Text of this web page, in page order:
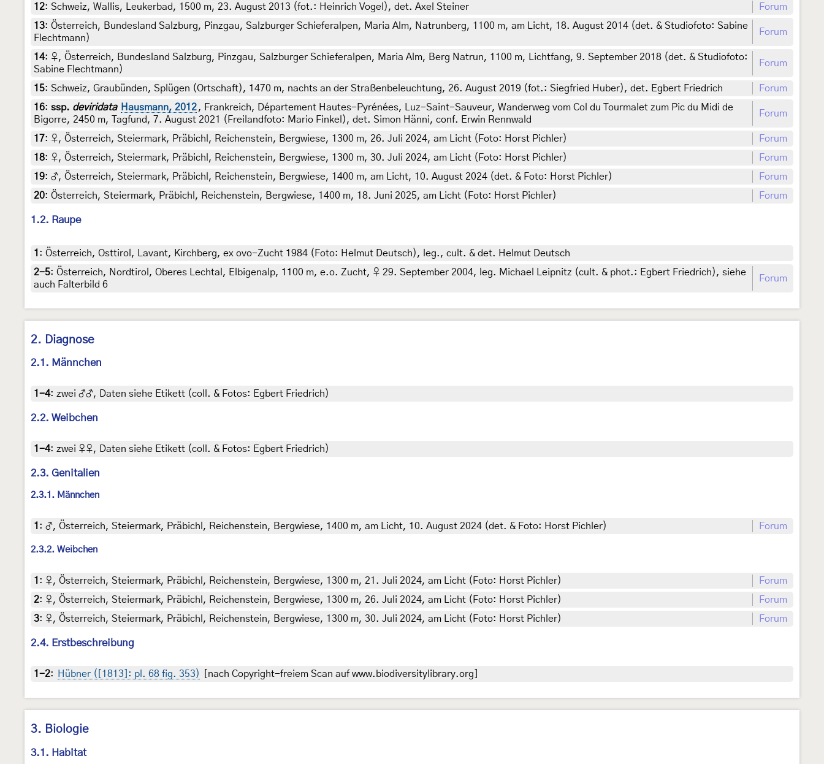
12: Schweiz, Wallis, Leukerbad, 1500 m, 23. August 2013 (fot.: Heinrich Vogel), det. Axel Steiner
Forum
13: Österreich, Bundesland Salzburg, Pinzgau, Salzburger Schieferalpen, Maria Alm, Natrunberg, 1100 m, am Licht, 18. August 2014 (det. & Studiofoto: Sabine
Flechtmann)
Forum
14: ♀, Österreich, Bundesland Salzburg, Pinzgau, Salzburger Schieferalpen, Maria Alm, Berg Natrun, 1100 m, Lichtfang, 9. September 2018 (det. & Studiofoto:
Sabine Flechtmann)
Forum
15: Schweiz, Graubünden, Splügen (Ortschaft), 1470 m, nachts an der Straßenbeleuchtung, 26. August 2019 (fot.: Siegfried Huber), det. Egbert Friedrich
Forum
16: ssp. deviridata Hausmann, 2012 , Frankreich, Département Hautes-Pyrénées, Luz-Saint-Sauveur, Wanderweg vom Col du Tourmalet zum Pic du Midi de
Bigorre, 2450 m, Tagfund, 7. August 2021 (Freilandfoto: Mario Finkel), det. Simon Hänni, conf. Erwin Rennwald
Forum
17: ♀, Österreich, Steiermark, Präbichl, Reichenstein, Bergwiese, 1300 m, 26. Juli 2024, am Licht (Foto: Horst Pichler)
Forum
18: ♀, Österreich, Steiermark, Präbichl, Reichenstein, Bergwiese, 1300 m, 30. Juli 2024, am Licht (Foto: Horst Pichler)
Forum
19: ♂, Österreich, Steiermark, Präbichl, Reichenstein, Bergwiese, 1400 m, am Licht, 10. August 2024 (det. & Foto: Horst Pichler)
Forum
20: Österreich, Steiermark, Präbichl, Reichenstein, Bergwiese, 1400 m, 18. Juni 2025, am Licht (Foto: Horst Pichler) Forum
1.2. Raupe
1 : Österreich, Osttirol, Lavant, Kirchberg, ex ovo-Zucht 1984 (Foto: Helmut Deutsch), leg., cult. & det. Helmut Deutsch
2-5: Österreich, Nordtirol, Oberes Lechtal, Elbigenalp, 1100 m, e.o. Zucht, ♀ 29. September 2004, leg. Michael Leipnitz (cult. & phot.: Egbert Friedrich), siehe
auch Falterbild 6
Forum
2. Diagnose
2.1. Männchen
1-4: zwei ♂♂, Daten siehe Etikett (coll. & Fotos: Egbert Friedrich)
2.2. Weibchen
1-4: zwei ♀♀, Daten siehe Etikett (coll. & Fotos: Egbert Friedrich)
2.3. Genitalien
2.3.1. Männchen
1 : ♂, Österreich, Steiermark, Präbichl, Reichenstein, Bergwiese, 1400 m, am Licht, 10. August 2024 (det. & Foto: Horst Pichler) Forum
2.3.2. Weibchen
1 : ♀, Österreich, Steiermark, Präbichl, Reichenstein, Bergwiese, 1300 m, 21. Juli 2024, am Licht (Foto: Horst Pichler)
Forum
2: ♀, Österreich, Steiermark, Präbichl, Reichenstein, Bergwiese, 1300 m, 26. Juli 2024, am Licht (Foto: Horst Pichler)
Forum
3: ♀, Österreich, Steiermark, Präbichl, Reichenstein, Bergwiese, 1300 m, 30. Juli 2024, am Licht (Foto: Horst Pichler) Forum
2.4. Erstbeschreibung
1-2: Hübner ([1813]: pl. 68 fig. 353) [nach Copyright-freiem Scan auf www.biodiversitylibrary.org]
3. Biologie
3.1. Habitat